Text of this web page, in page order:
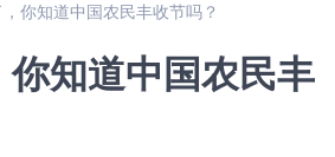
你知道中国农民丰收节吗？
知道中国农民丰